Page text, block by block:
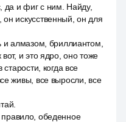
да и фиг с ним. Найду,
искусственный, он для
и алмазом, бриллиантом,
и это ядро, оно тоже
старости, когда все
живы, все выросли, все
обеденное